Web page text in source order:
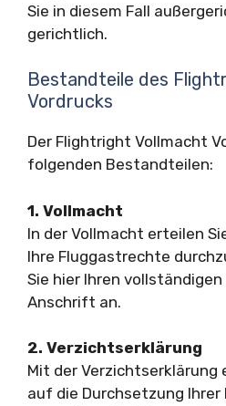
Sie in diesem Fall
gerichtlich.
Bestandteile des
Vordrucks
Der Flightright Vollmacht
folgenden Bestandteilen:
1. Vollmacht
In der Vollmacht erteilen
Ihre Fluggastrechte
Sie hier Ihren vollständigen
Anschrift an.
2. Verzichtserklärung
Mit der Verzichtserklärung
auf die Durchsetzung